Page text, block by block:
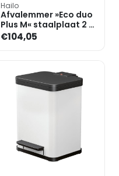
Hailo
Afvalemmer »Eco duo
Plus M« staalplaat 2 x
9 liter
€104,05